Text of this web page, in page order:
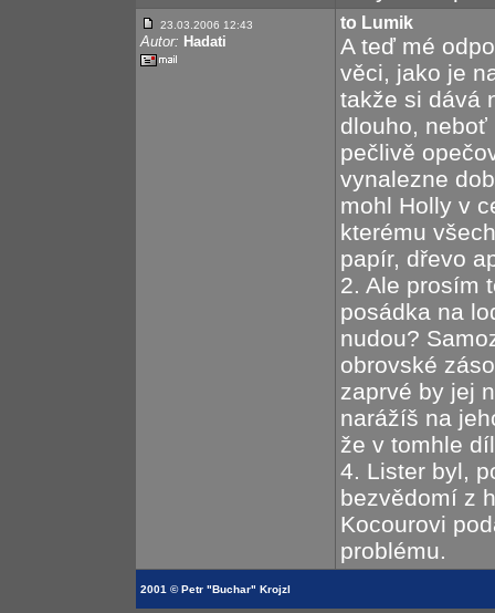
23.03.2006 12:43
Autor: Hadati
to Lumik
A teď mé
věci, jako je
takže si dává
dlouho, neboť
pečlivě
vynalezne
mohl Holly v
kterému
papír, dřevo
2. Ale prosím
posádka na
nudou?
obrovské
zaprvé by jej
narážíš na
že v tomhle
4. Lister byl,
bezvědomí z
Kocourovi
problému.
2001 © Petr "Buchar" Krojzl